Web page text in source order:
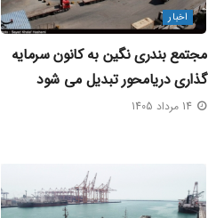
اخبار
مجتمع بندری نگین به کانون سرمایه‌
گذاری دریامحور تبدیل می‌ شود